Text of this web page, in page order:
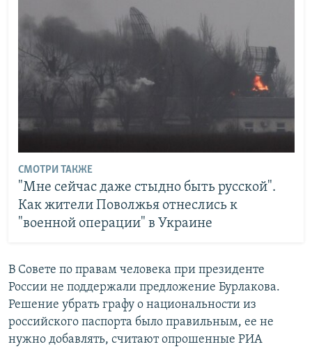
СМОТРИ ТАКЖЕ
"Мне сейчас даже стыдно быть русской".
Как жители Поволжья отнеслись к
"военной операции" в Украине
В Совете по правам человека при президенте
России не поддержали предложение Бурлакова.
Решение убрать графу о национальности из
российского паспорта было правильным, ее не
нужно добавлять, считают опрошенные РИА